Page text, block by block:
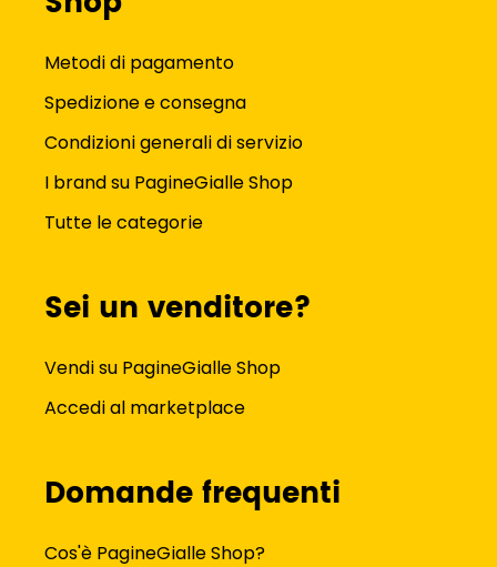
Metodi di pagamento
Spedizione e consegna
Condizioni generali di servizio
I brand su PagineGialle Shop
Tutte le categorie
Sei un venditore?
Vendi su PagineGialle Shop
Accedi al marketplace
Domande frequenti
Cos'è PagineGialle Shop?